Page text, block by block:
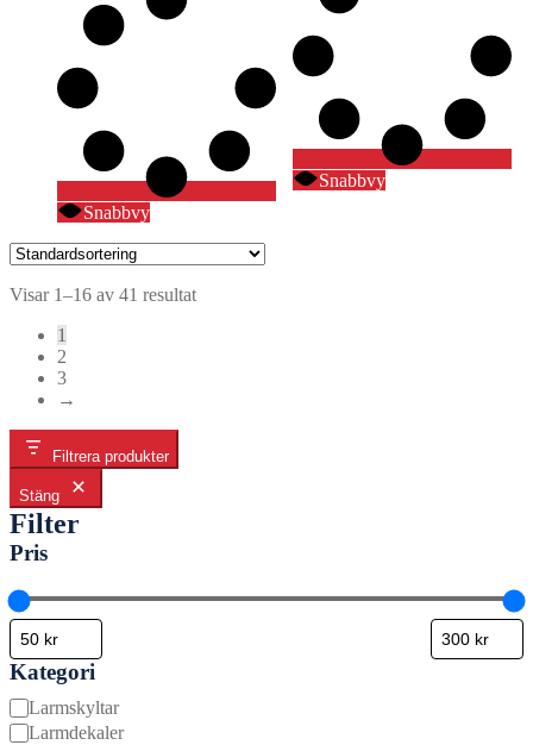
Snabbvy
Snabbvy
Visar 1–16 av 41 resultat
1
2
3
→
Filtrera produkter
Stäng
Filter
Pris
Kategori
Kategori
Larmskyltar
Larmdekaler